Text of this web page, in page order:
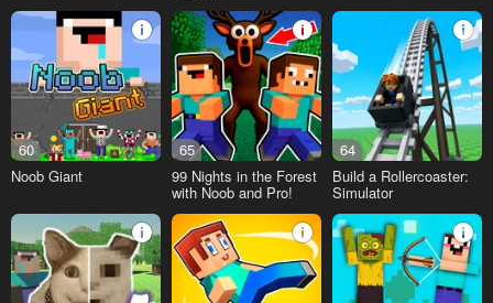
60
Noob Giant
65
99 Nights in the Forest
with Noob and Pro!
64
Build a Rollercoaster:
Simulator